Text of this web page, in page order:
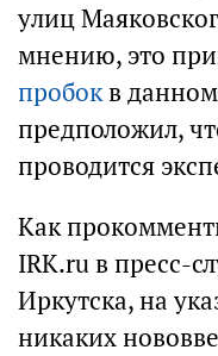
улиц
мнению, это
пробокв
предположил,
проводится
Как
IRK.ru в пресс-
Иркутска, на
никаких